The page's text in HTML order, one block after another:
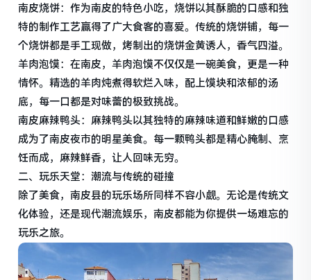
南皮烧饼：作为南皮的特色小吃，烧饼以其酥脆的口感和独
特的制作工艺赢得了广大食客的喜爱。传统的烧饼铺，每一
个烧饼都是手工现做，烤制出的烧饼金黄诱人，香气四溢。
羊肉泡馍：在南皮，羊肉泡馍不仅仅是一碗美食，更是一种
情怀。精选的羊肉炖煮得软烂入味，配上馍块和浓郁的汤
底，每一口都是对味蕾的极致挑战。
南皮麻辣鸭头：麻辣鸭头以其独特的麻辣味道和鲜嫩的口感
成为了南皮夜市的明星美食。每一颗鸭头都是精心腌制、烹
饪而成，麻辣鲜香，让人回味无穷。
二、玩乐天堂：潮流与传统的碰撞
除了美食，南皮县的玩乐场所同样不容小觑。无论是传统文
化体验，还是现代潮流娱乐，南皮都能为你提供一场难忘的
玩乐之旅。